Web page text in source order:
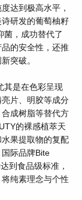
达到极高水平，
研发的葡萄柚籽
菌，成功替代了
的安全性，还推
突破。
是在色彩呈现
片、明胶等成分
成树脂等替代方
的裸感植萃天
果提取物的复配
际品牌Bite
到食品级标准，
纯素理念与个性